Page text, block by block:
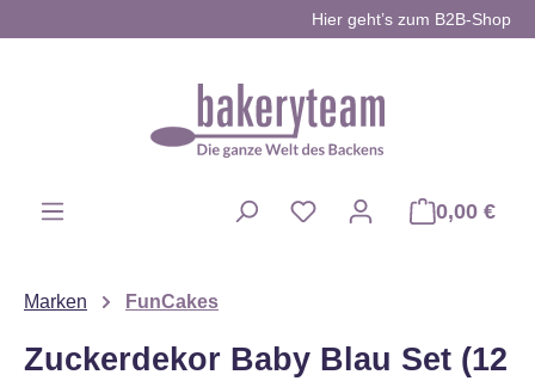
Hier geht’s zum B2B-Shop
0,00 €
Marken FunCakes
Zuckerdekor Baby Blau Set (12